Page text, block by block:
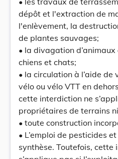
dépôt et l'extraction de
l'enlèvement, la
de plantes sauvages;
• la divagation
chiens et chats;
• la circulation à l’aide de
vélo ou vélo VTT en
cette interdiction ne
propriétaires de terrains
• toute construction
• L’emploi de pesticides
synthèse. Toutefois, cette